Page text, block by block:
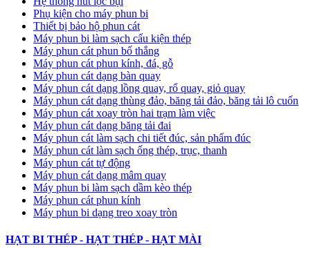
Phụ kiện cho máy phun bi
Thiết bị bảo hộ phun cát
Máy phun bi làm sạch cấu kiện thép
Máy phun cát phun bố thắng
Máy phun cát phun kính, đá, gỗ
Máy phun cát dạng bàn quay
Máy phun cát dạng lồng quay, rổ quay, giỏ quay
Máy phun cát dạng thùng đảo, băng tải đảo, băng tải lô cuốn
Máy phun cát xoay tròn hai trạm làm việc
Máy phun cát dạng băng tải đai
​Máy phun cát làm sạch chi tiết đúc, sản phẩm đúc
Máy phun cát làm sạch ống thép, trục, thanh
Máy phun cát tự động
​Máy phun cát dạng mâm quay
Máy phun bi làm sạch dầm kèo thép
Máy phun cát phun kính
Máy phun bi dạng treo xoay tròn
HẠT BI THÉP - HẠT THÉP - HẠT MÀI